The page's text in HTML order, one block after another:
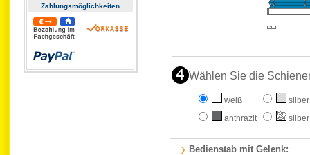
Zahlungs­möglichkeiten
Wählen Sie die
weiß
silber
anthrazit
Bedienstab mit Gelenk: